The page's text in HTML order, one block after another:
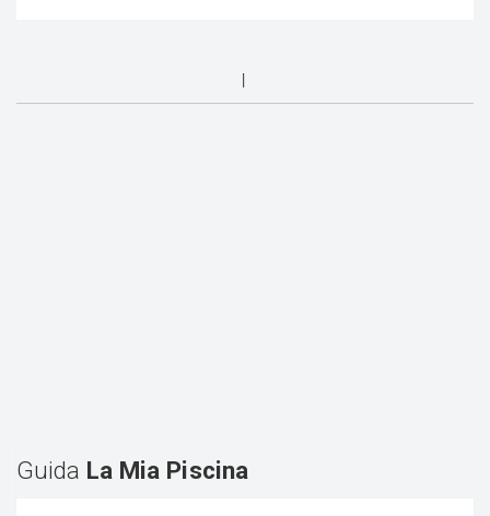
Guida La Mia Piscina